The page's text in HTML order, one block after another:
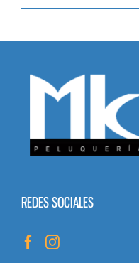
REDES SOCIALES